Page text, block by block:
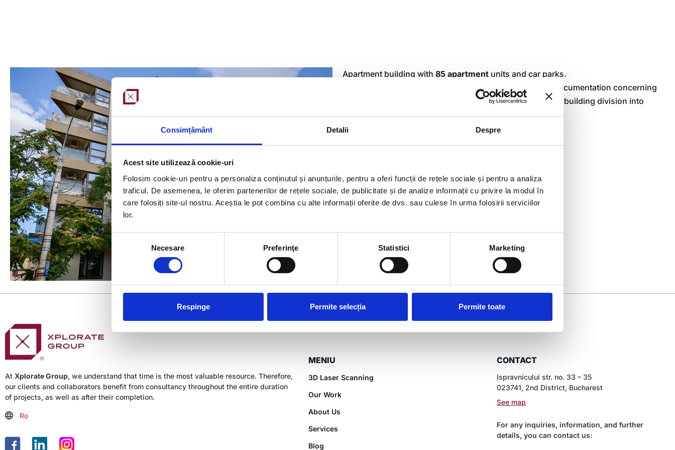
Consimțământ Detalii Despre
Acest site utilizează cookie-uri
Folosim cookie-uri pentru a personaliza conținutul și anunțurile, pentru a oferi funcții de rețele sociale și pentru a analiza
traficul. De asemenea, le oferim partenerilor de rețele sociale, de publicitate și de analize informații cu privire la modul în
care folosiți site-ul nostru. Aceștia le pot combina cu alte informații oferite de dvs. sau culese în urma folosirii serviciilor
lor.
Selecția
consimțământului
Necesare Preferinţe Statistici Marketing
Respinge Permite selecția Permite toate
Apartment building with 85 apartment units and car parks.
Stakeout of the project elements and the elaboration of documentation concerning
the land subdivision, registration in the Land Registry and building division into
apartment units.
At Xplorate Group, we understand that time is the most valuable resource. Therefore,
our clients and collaborators benefit from consultancy throughout the entire duration
of projects, as well as after their completion.
Ro
MENIU
3D Laser Scanning
Our Work
About Us
Services
Blog
CONTACT
Ispravnicului str. no. 33 – 35
023741, 2nd District, Bucharest
See map
For any inquiries, information, and further
details, you can contact us: